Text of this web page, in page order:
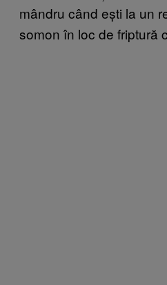
mândru când ești la un
somon în loc de friptură